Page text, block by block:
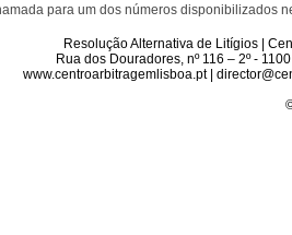
para um dos números disponibilizados
Resolução Alternativa de Litígios |
Rua dos Douradores, nº 116 – 2º -
www.centroarbitragemlisboa.pt |